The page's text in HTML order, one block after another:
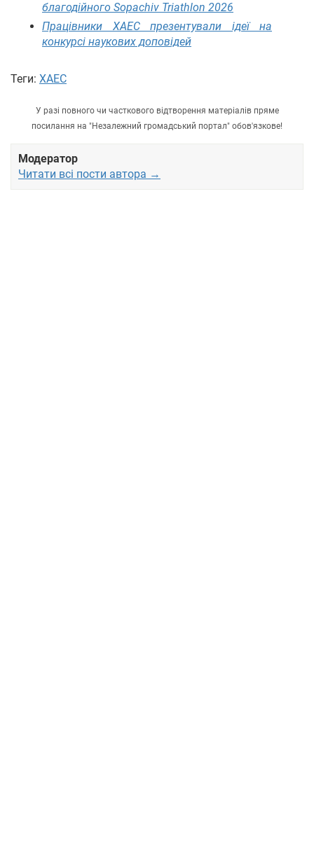
благодійного Sopachiv Triathlon 2026
Працівники ХАЕС презентували ідеї на
конкурсі наукових доповідей
Теги: ХАЕС
У разі повного чи часткового відтворення матеріалів пряме
посилання на "Незалежний громадський портал" обов'язкове!
Модератор
Читати всі пости автора →